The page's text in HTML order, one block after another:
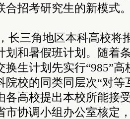
合招考研究生的新模式
长三角地区本科高校将
划和暑假班计划。随着
换生计划先实行“985”高
院校的同类同层次“对等
各高校提出本校所能接
市协调小组办公室核定